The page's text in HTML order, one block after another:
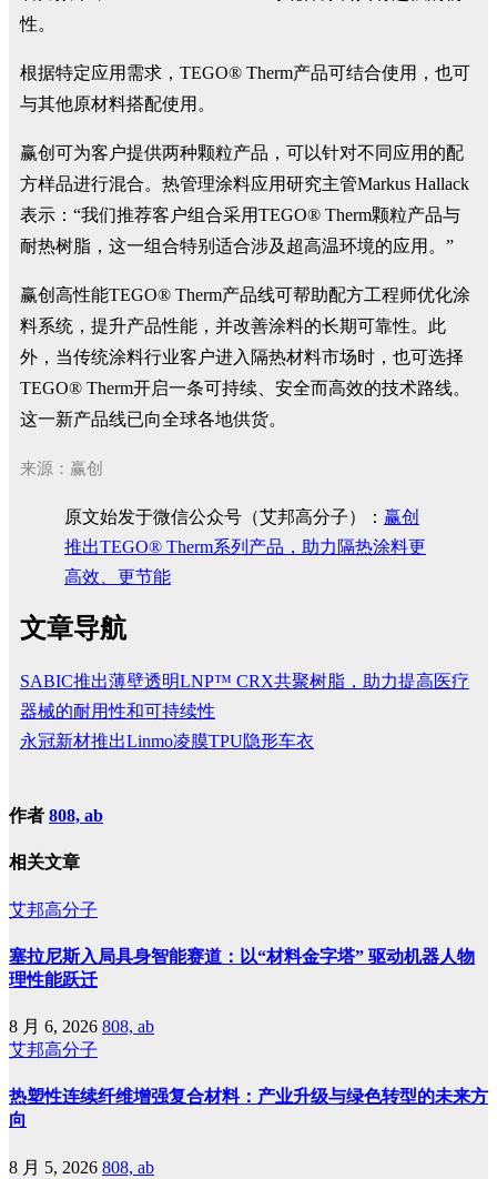
性。
根据特定应用需求，TEGO® Therm产品可结合使用，也可
与其他原材料搭配使用。
赢创可为客户提供两种颗粒产品，可以针对不同应用的配
方样品进行混合。热管理涂料应用研究主管Markus Hallack
表示：“我们推荐客户组合采用TEGO® Therm颗粒产品与
耐热树脂，这一组合特别适合涉及超高温环境的应用。”
赢创高性能TEGO® Therm产品线可帮助配方工程师优化涂
料系统，提升产品性能，并改善涂料的长期可靠性。此
外，当传统涂料行业客户进入隔热材料市场时，也可选择
TEGO® Therm开启一条可持续、安全而高效的技术路线。
这一新产品线已向全球各地供货。
来源：赢创
原文始发于微信公众号（艾邦高分子）： 赢创
推出TEGO® Therm系列产品，助力隔热涂料更
高效、更节能
文章导航
SABIC推出薄壁透明LNP™ CRX共聚树脂，助力提高医疗
器械的耐用性和可持续性
永冠新材推出Linmo凌膜TPU隐形车衣
作者 808, ab
相关文章
艾邦高分子
塞拉尼斯入局具身智能赛道：以“材料金字塔” 驱动机器人物
理性能跃迁
8 月 6, 2026 808, ab
艾邦高分子
热塑性连续纤维增强复合材料：产业升级与绿色转型的未来方
向
8 月 5, 2026 808, ab